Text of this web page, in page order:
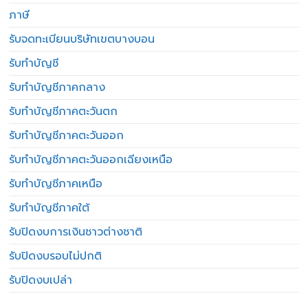
ภาษี
รับจดทะเบียนบริษัทเขตบางบอน
รับทำบัญชี
รับทำบัญชีภาคกลาง
รับทำบัญชีภาคตะวันตก
รับทำบัญชีภาคตะวันออก
รับทำบัญชีภาคตะวันออกเฉียงเหนือ
รับทำบัญชีภาคเหนือ
รับทำบัญชีภาคใต้
รับปิดงบการเงินชาวต่างชาติ
รับปิดงบรอบไม่ปกติ
รับปิดงบเปล่า